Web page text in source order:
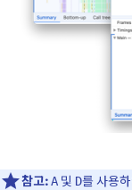
참고:A 및 D를 사용